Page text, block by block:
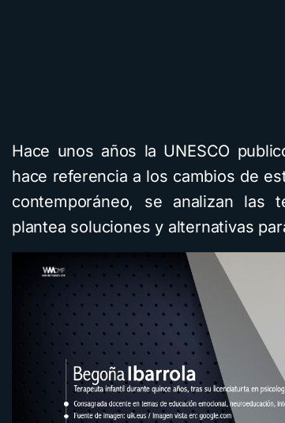
Hace unos años la UNESCO
hace referencia a los cambios de
contemporáneo, se analizan las
plantea soluciones y alternativas